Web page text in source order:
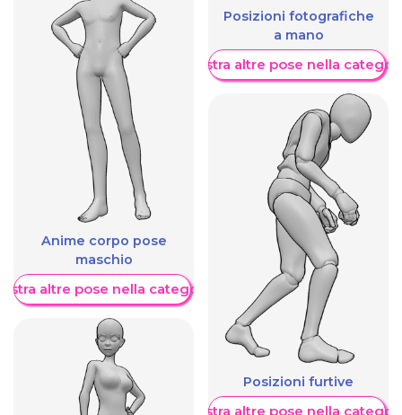
Anime corpo pose
maschio
altre pose nella categoria
Posizioni fotografiche
a mano
Mostra altre pose nella
Posizioni furtive
Mostra altre pose nella